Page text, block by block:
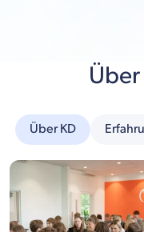
Über KD